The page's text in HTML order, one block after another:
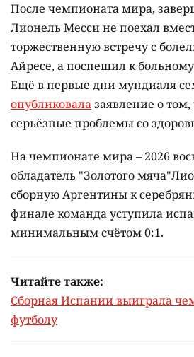
После чемпионата мира,
Лионель Месси не поехал
торжественную встречу с
Айресе, а поспешил к
Ещё в первые дни мундиаля
опубликовалазаявление о том,
серьёзные проблемы со
На чемпионате мира – 2026
обладатель "Золотого
сборную Аргентины к
финале команда уступила
минимальным счётом 0:1.
Читайте также:
Сборная Испании выиграла
футболу